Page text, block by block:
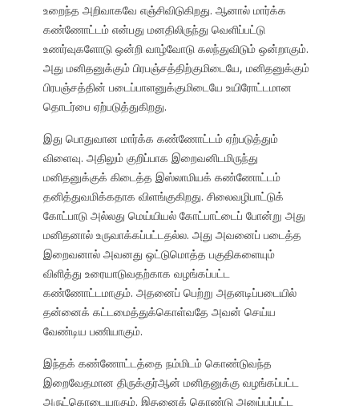
உறைந்த அறிவாகவே எஞ்சிவிடுகிறது. ஆனால் மார்க்க
கண்ணோட்டம் என்பது மனதிலிருந்து வெளிப்பட்டு
உணர்வுகளோடு ஒன்றி வாழ்வோடு கலந்துவிடும் ஒன்றாகும்.
அது மனிதனுக்கும் பிரபஞ்சத்திற்குமிடையே, மனிதனுக்கும்
பிரபஞ்சத்தின் படைப்பாளனுக்குமிடையே உயிரோட்டமான
தொடர்பை ஏற்படுத்துகிறது.
இது பொதுவான மார்க்க கண்ணோட்டம் ஏற்படுத்தும்
விளைவு. அதிலும் குறிப்பாக இறைவனிடமிருந்து
மனிதனுக்குக் கிடைத்த இஸ்லாமியக் கண்ணோட்டம்
தனித்துவமிக்கதாக விளங்குகிறது. சிலைவழிபாட்டுக்
கோட்பாடு அல்லது மெய்யியல் கோட்பாட்டைப் போன்று அது
மனிதனால் உருவாக்கப்பட்டதல்ல. அது அவனைப் படைத்த
இறைவனால் அவனது ஒட்டுமொத்த பகுதிகளையும்
விளித்து உரையாடுவதற்காக வழங்கப்பட்ட
கண்ணோட்டமாகும். அதனைப் பெற்று அதனடிப்படையில்
தன்னைக் கட்டமைத்துக்கொள்வதே அவன் செய்ய
வேண்டிய பணியாகும்.
இந்தக் கண்ணோட்டத்தை நம்மிடம் கொண்டுவந்த
இறைவேதமான திருக்குர்ஆன் மனிதனுக்கு வழங்கப்பட்ட
அருட்கொடையாகும். இதனைக் கொண்டு அனுப்பப்பட்ட